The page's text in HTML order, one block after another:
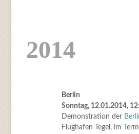
2014
Berlin
Sonntag, 12.01.2014,
Demonstration der
Flughafen Tegel, im